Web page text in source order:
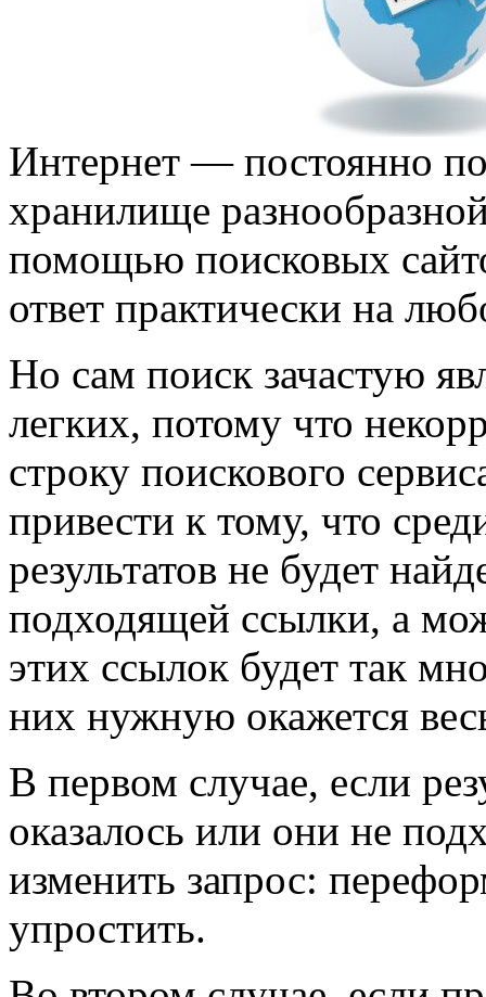
Интернет — постоянно
хранилище
помощью поисковых
ответ практически на
Но сам поиск зачастую
легких, потому что
строку поискового
привести к тому, что
результатов не будет
подходящей ссылки, а
этих ссылок будет так
них нужную окажется
В первом случае, если
оказалось или они не
изменить запрос:
упростить.